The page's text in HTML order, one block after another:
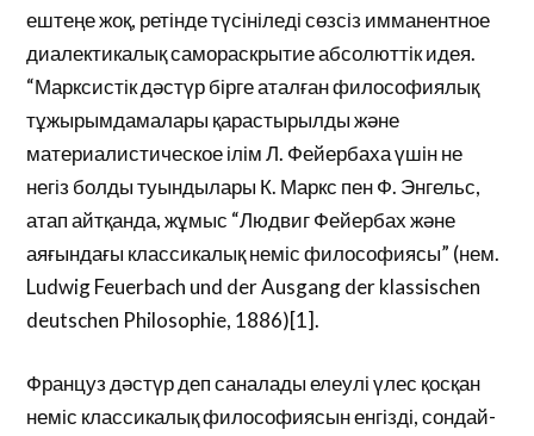
ештеңе жоқ, ретінде түсініледі сөзсіз имманентное
диалектикалық самораскрытие абсолюттік идея.
“Марксистік дәстүр бірге аталған философиялық
тұжырымдамалары қарастырылды және
материалистическое ілім Л. Фейербаха үшін не
негіз болды туындылары К. Маркс пен Ф. Энгельс,
атап айтқанда, жұмыс “Людвиг Фейербах және
аяғындағы классикалық неміс философиясы” (нем.
Ludwig Feuerbach und der Ausgang der klassischen
deutschen Philosophie, 1886)[1].
Француз дәстүр деп саналады елеулі үлес қосқан
неміс классикалық философиясын енгізді, сондай-